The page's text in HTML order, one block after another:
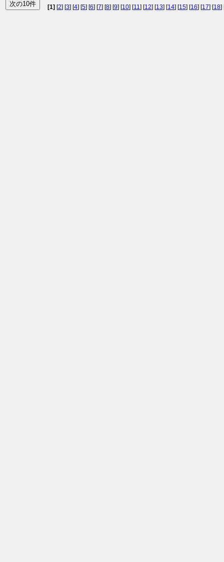
[1] [2] [3] [4] [5] [6] [7] [8] [9] [10] [11] [12] [13] [14] [15] [16] [17] [18]